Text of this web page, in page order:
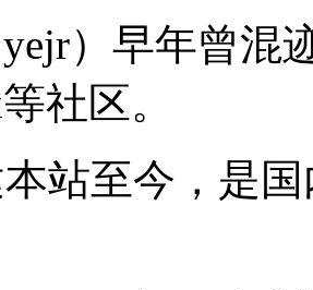
）早年曾混
社区。
站至今，是